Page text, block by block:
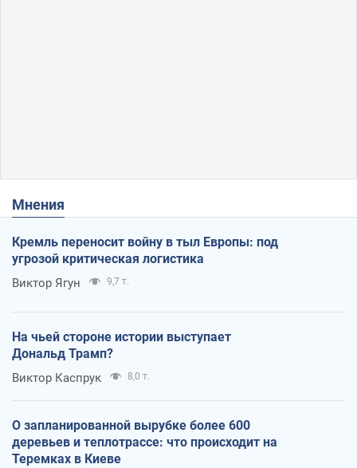
Мнения
Кремль переносит войну в тыл Европы: под
угрозой критическая логистика
Виктор Ягун 9,7 т.
На чьей стороне истории выступает
Дональд Трамп?
Виктор Каспрук 8,0 т.
О запланированной вырубке более 600
деревьев и теплотрассе: что происходит на
Теремках в Киеве